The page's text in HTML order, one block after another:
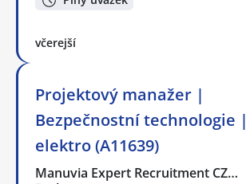
včerejší
Projektový manažer |
Bezpečnostní technologie |
elektro (A11639)
Manuvia Expert Recruitment CZ…